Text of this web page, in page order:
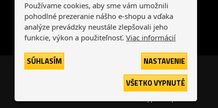
Slovensko
- -
Všetky práva vyhradené
Používame cookies, aby sme vám umožnili
pohodlné prezeranie nášho e-shopu a vďaka
analýze prevádzky neustále zlepšovali jeho
funkcie, výkon a použiteľnosť. Viac informácií
SÚHLASÍM
NASTAVENIE
VŠETKO VYPNUTÉ